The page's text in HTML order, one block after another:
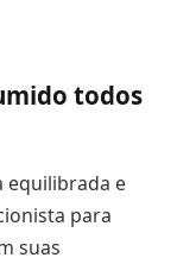
todos
equilibrada e
para
suas